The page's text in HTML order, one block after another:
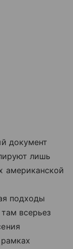
документ
лишь
американской
подходы
всерьез